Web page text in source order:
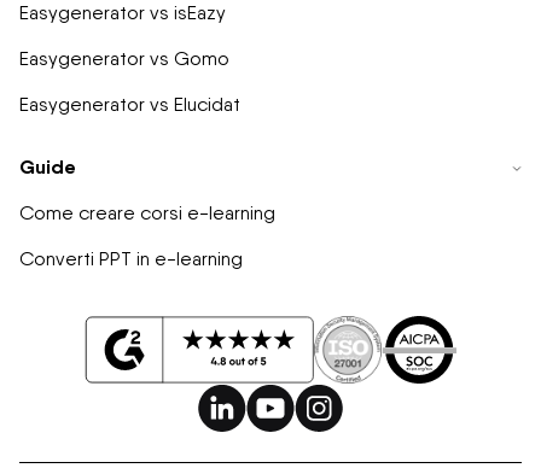
Easygenerator vs isEazy
Easygenerator vs Gomo
Easygenerator vs Elucidat
Guide
Come creare corsi e-learning
Converti PPT in e-learning